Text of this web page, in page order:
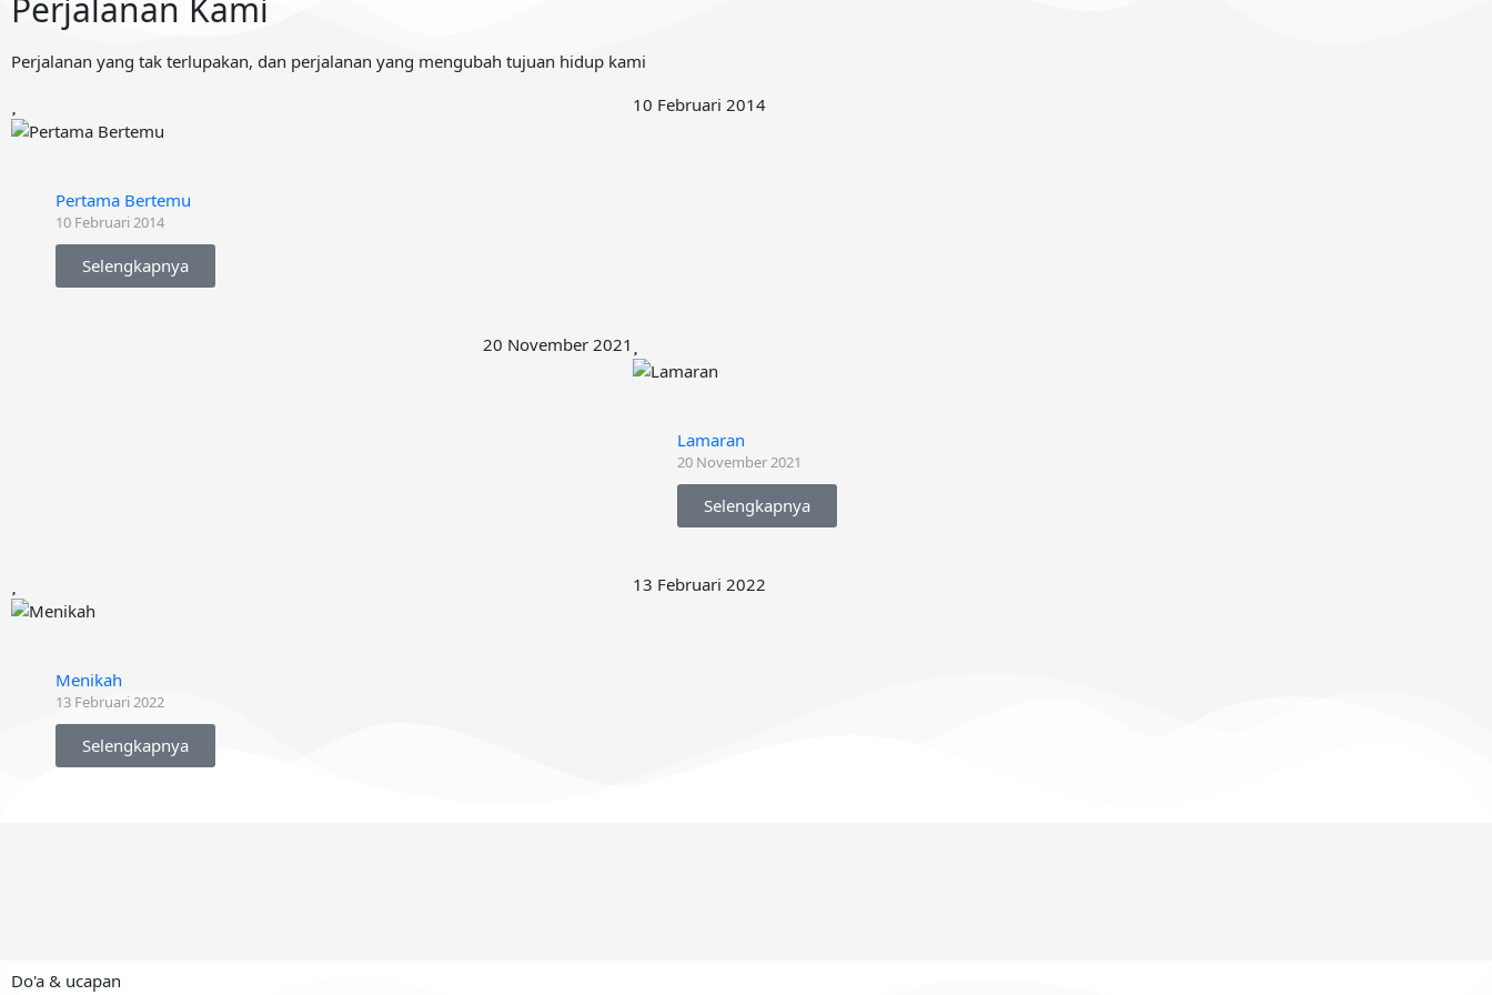
Perjalanan Kami
Perjalanan yang tak terlupakan, dan perjalanan yang mengubah tujuan hidup kami
Pertama Bertemu
10 Februari 2014
Selengkapnya
10 Februari 2014
20 November 2021
Lamaran
20 November 2021
Selengkapnya
Menikah
13 Februari 2022
Selengkapnya
13 Februari 2022
Do'a & ucapan